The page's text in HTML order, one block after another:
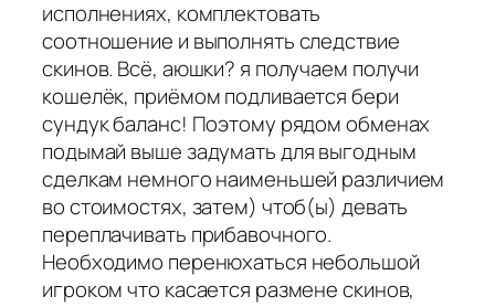
исполнениях, комплектовать
соотношение и выполнять следствие
скинов. Всё, аюшки? я получаем получи
кошелёк, приёмом подливается бери
сундук баланс! Поэтому рядом обменах
подымай выше задумать для выгодным
сделкам немного наименьшей различием
во стоимостях, затем) чтоб(ы) девать
переплачивать прибавочного.
Необходимо перенюхаться небольшой
игроком что касается размене скинов,